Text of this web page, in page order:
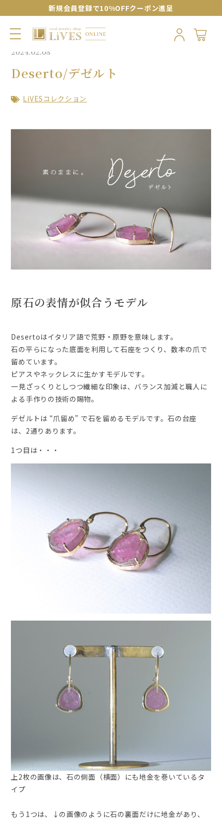
新規会員登録で10%OFFクーポン進呈
2024.02.08
Deserto/デゼルト
LiVESコレクション
原石の表情が似合うモデル
Desertoはイタリア語で荒野・原野を意味します。
石の平らになった底面を利用して石座をつくり、数本の爪で
留めています。
ピアスやネックレスに生かすモデルです。
一見ざっくりとしつつ繊細な印象は、バランス加減と職人に
よる手作りの技術の賜物。
デゼルトは “爪留め” で石を留めるモデルです。石の台座
は、2通りあります。
1つ目は・・・
上2枚の画像は、石の側面（横面）にも地金を巻いているタ
イプ
もう1つは、↓の画像のように石の裏面だけに地金があり、